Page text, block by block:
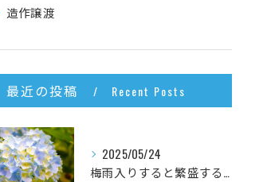
造作譲渡
最近の投稿 Recent Posts
2025/05/24
梅雨入りすると繁盛するお店は何？